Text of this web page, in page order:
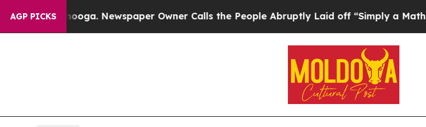
AGP PICKS Newspaper Owner Calls the People Abruptly Laid off “Simply a Math Problem